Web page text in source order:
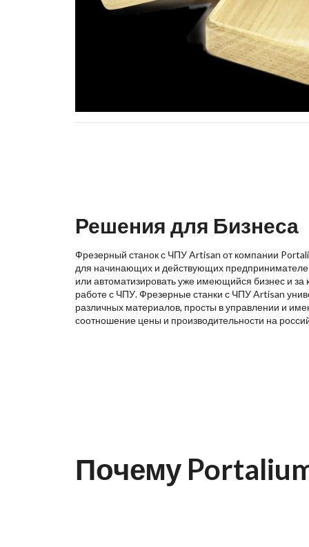
Решения для Бизнеса
Фрезерный станок с ЧПУ Artisan от компании
для начинающих и действующих
или автоматизировать уже имеющийся бизнес и за
работе с ЧПУ. Фрезерные станки с ЧПУ Artisan
различных материалов, просты в управлении и
соотношение цены и производительности на
Почему